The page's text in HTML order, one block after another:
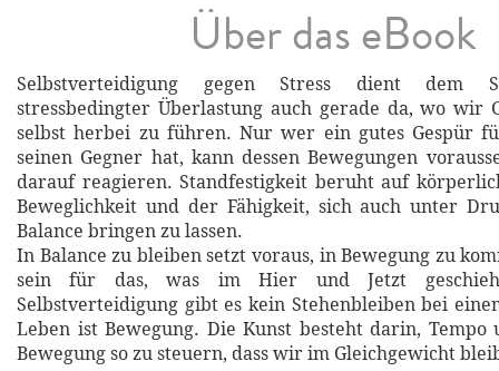
Über das eBook
Selbstverteidigung gegen Stress dient dem
stressbedingter Überlastung auch gerade da, wo wir
selbst herbei zu führen. Nur wer ein gutes Gespür
seinen Gegner hat, kann dessen Bewegungen
darauf reagieren. Standfestigkeit beruht auf
Beweglichkeit und der Fähigkeit, sich auch unter
Balance bringen zu lassen.
In Balance zu bleiben setzt voraus, in Bewegung zu
sein für das, was im Hier und Jetzt
Selbstverteidigung gibt es kein Stehenbleiben bei
Leben ist Bewegung. Die Kunst besteht darin, Tempo
Bewegung so zu steuern, dass wir im Gleichgewicht